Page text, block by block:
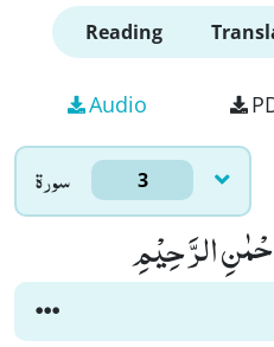
Reading
Audio
سورۃ 3
الرَّحِیْمِ